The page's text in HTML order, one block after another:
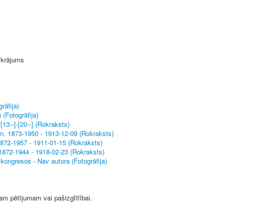
(Fotogrāfija)
]-[20--] (Rokraksts)
1873-1950 - 1913-12-09 (Rokraksts)
1957 - 1911-01-15 (Rokraksts)
1944 - 1918-02-23 (Rokraksts)
- Nav autora (Fotogrāfija)
pētījumam vai pašizglītībai.